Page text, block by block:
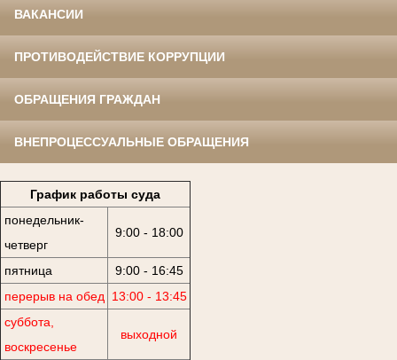
ВАКАНСИИ
ПРОТИВОДЕЙСТВИЕ КОРРУПЦИИ
ОБРАЩЕНИЯ ГРАЖДАН
ВНЕПРОЦЕССУАЛЬНЫЕ ОБРАЩЕНИЯ
График работы суда
понедельник-
четверг
9:00 - 18:00
пятница
9:00 - 16:45
перерыв на обед
13:00 - 13:45
суббота,
воскресенье
выходной